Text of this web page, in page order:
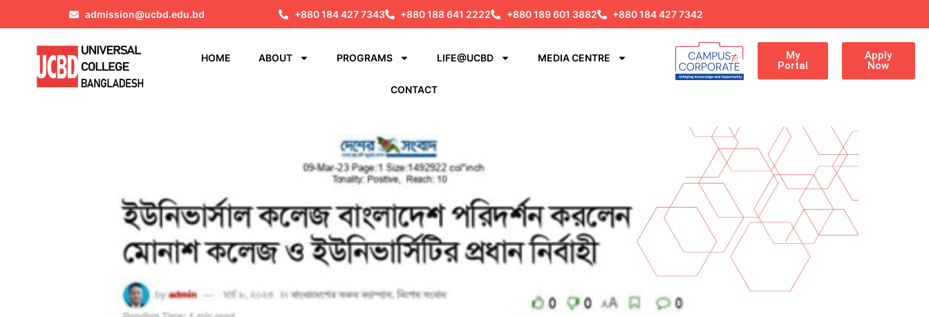
admission@ucbd.edu.bd +880 184 427 7343 +880 188 641 2222 +880 189 601 3882 +880 184 427 7342
HOME ABOUT PROGRAMS LIFE@UCBD MEDIA CENTRE
CONTACT
My
Portal
Apply
Now